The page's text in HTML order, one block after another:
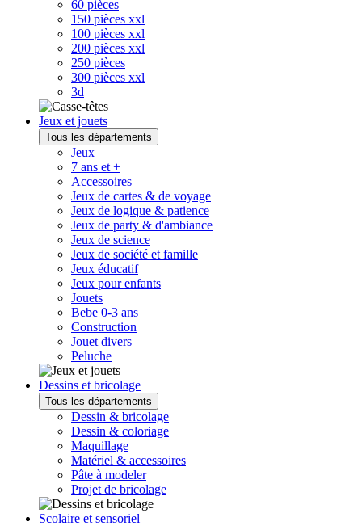
60 pièces
150 pièces xxl
100 pièces xxl
200 pièces xxl
250 pièces
300 pièces xxl
3d
Jeux et jouets
Tous les départements
Jeux
7 ans et +
Accessoires
Jeux de cartes & de voyage
Jeux de logique & patience
Jeux de party & d'ambiance
Jeux de science
Jeux de société et famille
Jeux éducatif
Jeux pour enfants
Jouets
Bebe 0-3 ans
Construction
Jouet divers
Peluche
Dessins et bricolage
Tous les départements
Dessin & bricolage
Dessin & coloriage
Maquillage
Matériel & accessoires
Pâte à modeler
Projet de bricolage
Scolaire et sensoriel